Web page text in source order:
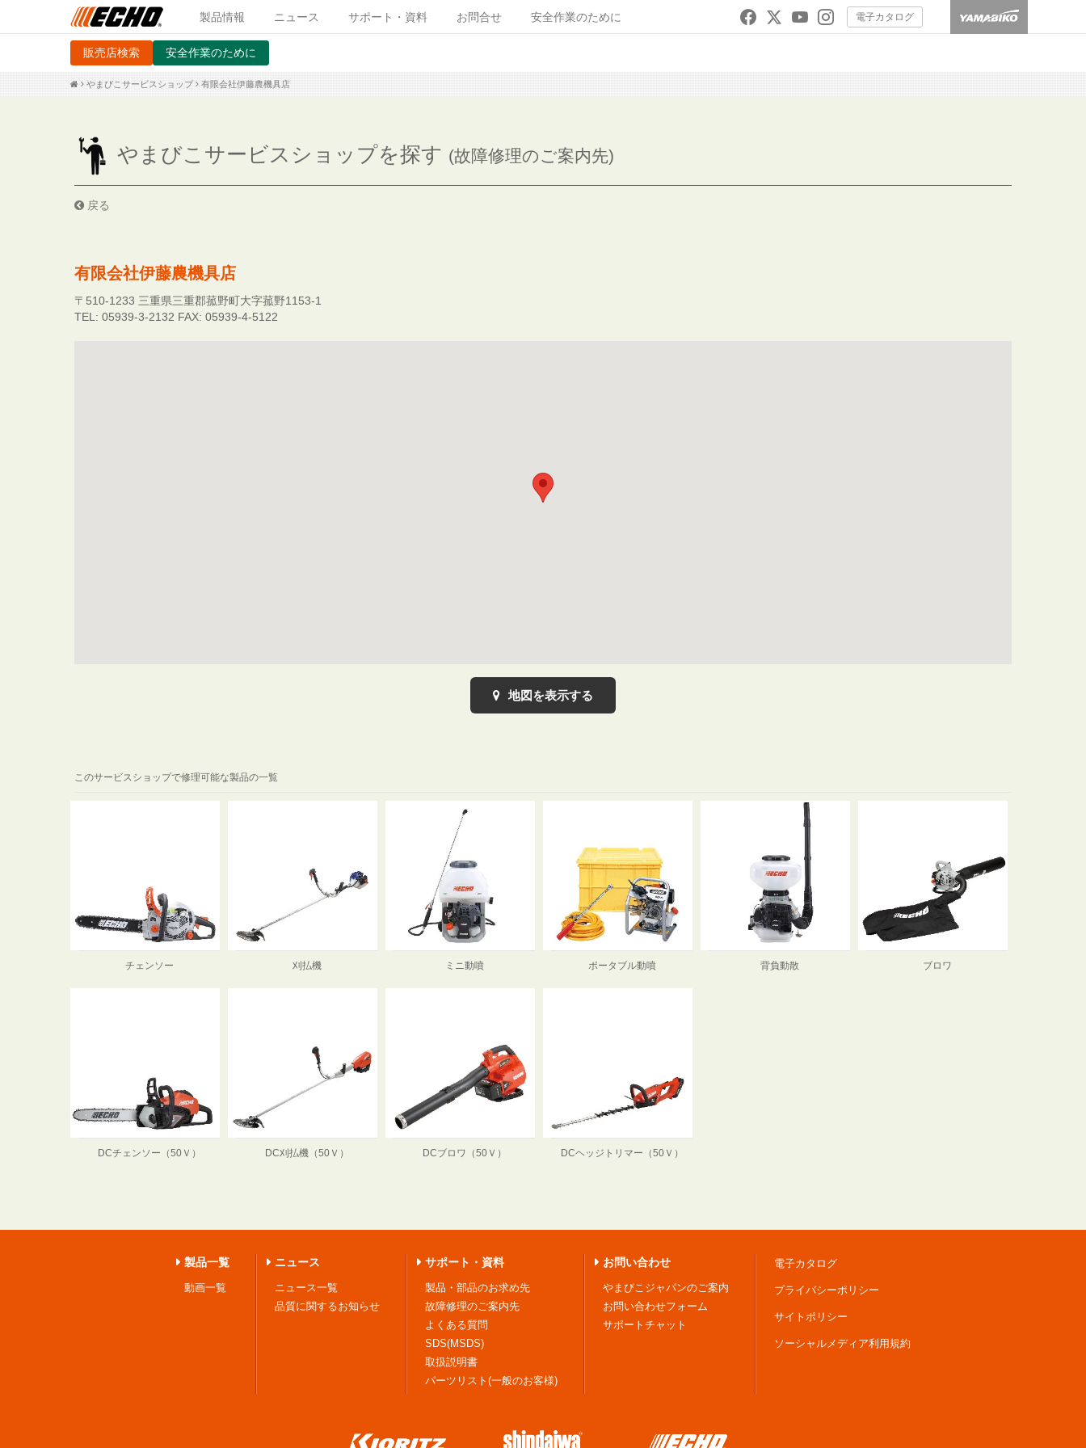
製品情報 ニュース サポート・資料 お問合せ 安全作業のために 電子カタログ
販売店検索 安全作業のために
やまびこサービスショップ 有限会社伊藤農機具店
やまびこサービスショップを探す (故障修理のご案内先)
戻る
有限会社伊藤農機具店
〒510-1233 三重県三重郡菰野町大字菰野1153-1
TEL: 05939-3-2132 FAX: 05939-4-5122
地図を表示する
このサービスショップで修理可能な製品の一覧
チェンソー 刈払機 ミニ動噴 ポータブル動噴 背負動散 ブロワ
DCチェンソー（50Ｖ） DC刈払機（50Ｖ） DCブロワ（50Ｖ） DCヘッジトリマー（50Ｖ）
製品一覧
動画一覧
ニュース
ニュース一覧
品質に関するお知らせ
サポート・資料
製品・部品のお求め先
故障修理のご案内先
よくある質問
SDS(MSDS)
取扱説明書
パーツリスト(一般のお客様)
お問い合わせ
やまびこジャパンのご案内
お問い合わせフォーム
サポートチャット
電子カタログ
プライバシーポリシー
サイトポリシー
ソーシャルメディア利用規約